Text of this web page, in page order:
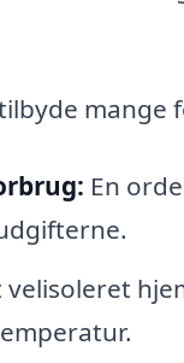
mange
En
velisoleret